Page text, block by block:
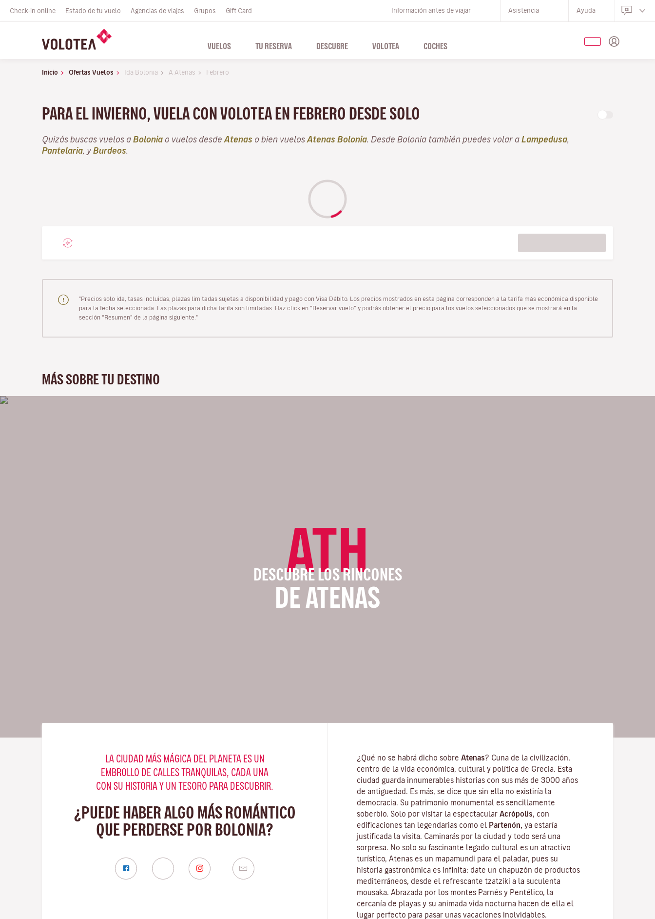
Check-in online Estado de tu vuelo Agencias de viajes Grupos Gift Card Información antes de viajar Asistencia Ayuda
VUELOS TU RESERVA DESCUBRE VOLOTEA COCHES
Inicio Ofertas Vuelos Ida Bolonia A Atenas Febrero
PARA EL INVIERNO, VUELA CON VOLOTEA EN FEBRERO DESDE SOLO
Quizás buscas vuelos a Bolonia o vuelos desde Atenas o bien vuelos Atenas Bolonia . Desde Bolonia también puedes volar a Lampedusa
Pantelaria , yBurdeos
"Precios solo ida, tasas incluidas, plazas limitadas sujetas a disponibilidad y pago con Visa Débito. Los precios mostrados en esta página corresponden a la tarifa más económica disponible
para la fecha seleccionada. Las plazas para dicha tarifa son limitadas. Haz click en “Reservar vuelo” y podrás obtener el precio para los vuelos seleccionados que se mostrará en la
sección “Resumen” de la página siguiente."
MÁS SOBRE TU DESTINO
ATH
DESCUBRE LOS RINCONES
DE ATENAS
LA CIUDAD MÁS MÁGICA DEL PLANETA ES UN
EMBROLLO DE CALLES TRANQUILAS, CADA UNA
CON SU HISTORIA Y UN TESORO PARA DESCUBRIR.
¿PUEDE HABER ALGO MÁS ROMÁNTICO
QUE PERDERSE POR BOLONIA?
¿Qué no se habrá dicho sobre Atenas? Cuna de la civilización,
centro de la vida económica, cultural y política de Grecia. Esta
ciudad guarda innumerables historias con sus más de 3000 años
de antigüedad. Es más, se dice que sin ella no existiría la
democracia. Su patrimonio monumental es sencillamente
soberbio. Solo por visitar la espectacular Acrópolis
con
edificaciones tan legendarias como el
Partenón, ya estaría
justificada la visita. Caminarás por la ciudad y todo será una
sorpresa. No solo su fascinante legado cultural es un atractivo
turístico, Atenas es un mapamundi para el paladar, pues su
historia gastronómica es infinita: date un chapuzón de productos
mediterráneos, desde el refrescante tzatziki a la suculenta
mousaka. Abrazada por los montes Parnés y Pentélico, la
cercanía de playas y su animada vida nocturna hacen de ella el
lugar perfecto para pasar unas vacaciones inolvidables.